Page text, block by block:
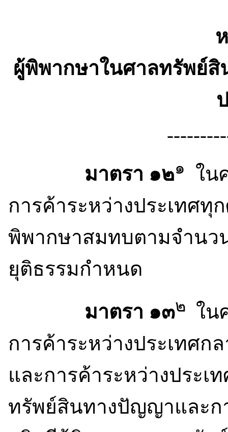
ผู้พิพากษาในศาลทรัพย์
มาตรา ๑๒๑
ใน
การค้าระหว่างประเทศ
พิพากษาสมทบตามจำนว
ยุติธรรมกำหนด
มาตรา ๑๓๒
ใน
การค้าระหว่างประเทศ
และการค้าระหว่างประ
ทรัพย์สินทางปัญญาและก